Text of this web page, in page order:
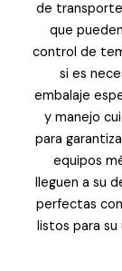
de
que
control de
si es
embalaje
y manejo
para
equipos
lleguen a su
perfectas
listos para su